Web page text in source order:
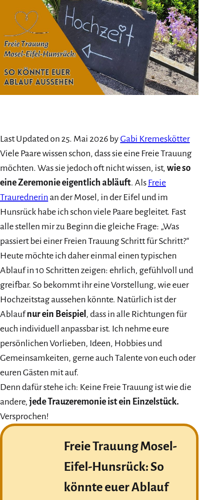
Last Updated on 25. Mai 2026 byGabi Kremeskötter
Viele Paare wissen schon, dass sie eine Freie Trauung
möchten. Was sie jedoch oft nicht wissen, ist, wie so
eine Zeremonie eigentlich abläuft. Als Freie
Traurednerin an der Mosel, in der Eifel und im
Hunsrück habe ich schon viele Paare begleitet. Fast
alle stellen mir zu Beginn die gleiche Frage: „Was
passiert bei einer Freien Trauung Schritt für Schritt?“
Heute möchte ich daher einmal einen typischen
Ablauf in 10 Schritten zeigen: ehrlich, gefühlvoll und
greifbar. So bekommt ihr eine Vorstellung, wie euer
Hochzeitstag aussehen könnte. Natürlich ist der
Ablaufnur ein Beispiel, dass in alle Richtungen für
euch individuell anpassbar ist. Ich nehme eure
persönlichen Vorlieben, Ideen, Hobbies und
Gemeinsamkeiten, gerne auch Talente von euch oder
euren Gästen mit auf.
Denn dafür stehe ich: Keine Freie Trauung ist wie die
andere, jede Trauzeremonie ist ein Einzelstück.
Versprochen!
Freie Trauung Mosel-
Eifel-Hunsrück: So
könnte euer Ablauf